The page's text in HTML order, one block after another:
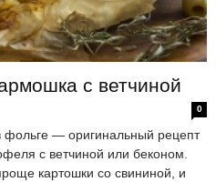
с ветчиной
0
фольге — оригинальный рецепт
с ветчиной или беконом.
картошки со свининой, и